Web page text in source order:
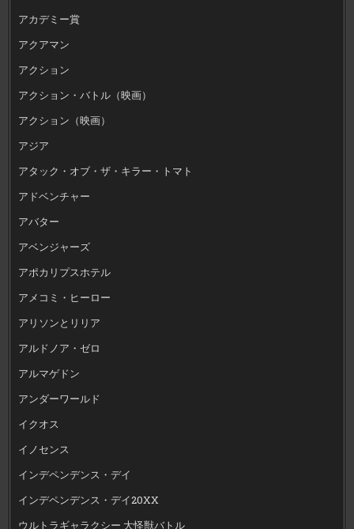
アカデミー賞
アクアマン
アクション
アクション・バトル（映画）
アクション（映画）
アジア
アタック・オブ・ザ・キラー・トマト
アドベンチャー
アバター
アベンジャーズ
アポカリプスホテル
アメコミ・ヒーロー
アリソンとリリア
アルドノア・ゼロ
アルマゲドン
アンダーワールド
イクオス
イノセンス
インデペンデンス・デイ
インデペンデンス・デイ20XX
ウルトラギャラクシー 大怪獣バトル